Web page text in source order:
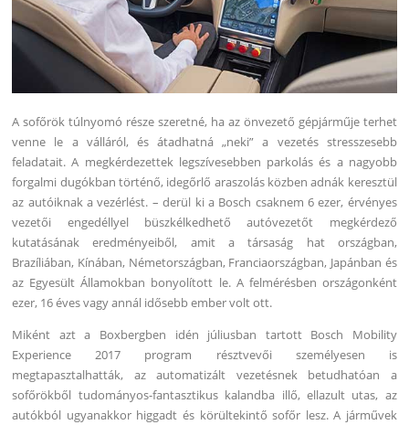
A sofőrök túlnyomó része szeretné, ha az önvezető gépjárműje terhet
venne le a válláról, és átadhatná „neki” a vezetés stresszesebb
feladatait. A megkérdezettek legszívesebben parkolás és a nagyobb
forgalmi dugókban történő, idegőrlő araszolás közben adnák keresztül
az autóiknak a vezérlést. – derül ki a Bosch csaknem 6 ezer, érvényes
vezetői engedéllyel büszkélkedhető autóvezetőt megkérdező
kutatásának eredményeiből, amit a társaság hat országban,
Brazíliában, Kínában, Németországban, Franciaországban, Japánban és
az Egyesült Államokban bonyolított le. A felmérésben országonként
ezer, 16 éves vagy annál idősebb ember volt ott.
Miként azt a Boxbergben idén júliusban tartott Bosch Mobility
Experience 2017 program résztvevői személyesen is
megtapasztalhatták, az automatizált vezetésnek betudhatóan a
sofőrökből tudományos-fantasztikus kalandba illő, ellazult utas, az
autókból ugyanakkor higgadt és körültekintő sofőr lesz. A járművek